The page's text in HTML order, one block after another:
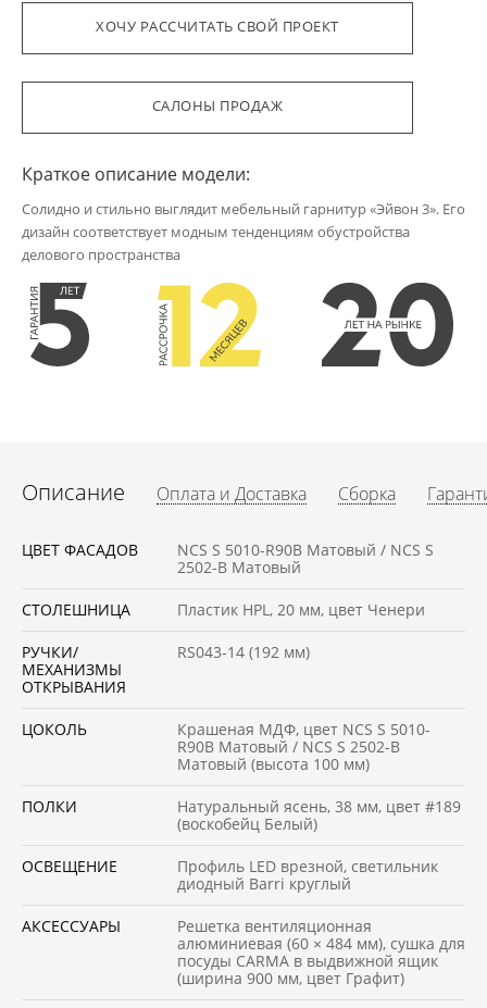
ХОЧУ РАССЧИТАТЬ СВОЙ ПРОЕКТ
САЛОНЫ ПРОДАЖ
Краткое описание модели:
Солидно и стильно выглядит мебельный гарнитур «Эйвон 3». Его
дизайн соответствует модным тенденциям обустройства
делового пространства
Описание Оплата и Доставка Сборка
ЦВЕТ ФАСАДОВ
NCS S 5010-R90B Матовый / NCS S
2502-B Матовый
СТОЛЕШНИЦА Пластик HPL, 20 мм, цвет Ченери
РУЧКИ/
МЕХАНИЗМЫ
ОТКРЫВАНИЯ
RS043-14 (192 мм)
ЦОКОЛЬ
Крашеная МДФ, цвет NCS S 5010-
R90B Матовый / NCS S 2502-B
Матовый (высота 100 мм)
ПОЛКИ
Натуральный ясень, 38 мм, цвет #189
(воскобейц Белый)
ОСВЕЩЕНИЕ
Профиль LED врезной, светильник
диодный Barri круглый
АКСЕССУАРЫ
Решетка вентиляционная
алюминиевая (60 × 484 мм), сушка для
посуды CARMA в выдвижной ящик
(ширина 900 мм, цвет Графит)